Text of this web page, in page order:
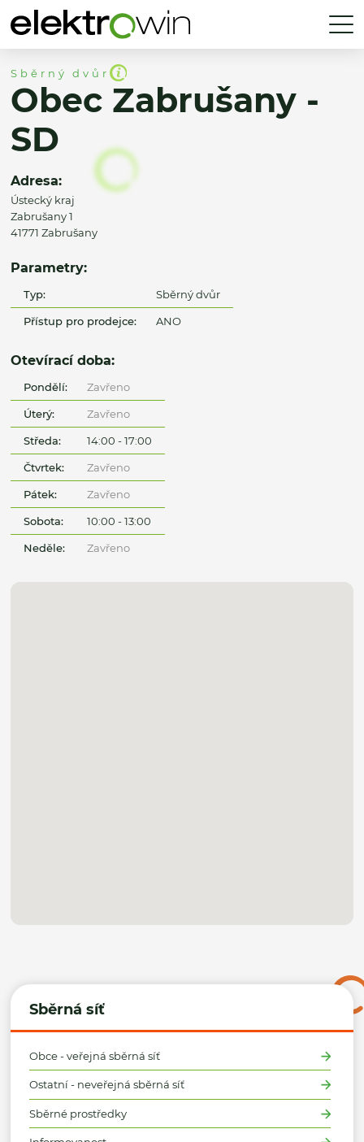
Sběrná síť
Obce - veřejná sběrná síť
Ostatní - neveřejná sběrná síť
Sběrné prostředky
Sběrný dvůr
Obec Zabrušany -
SD
Adresa:
Ústecký kraj
Zabrušany 1
41771 Zabrušany
Parametry:
Typ: Sběrný dvůr
Přístup pro prodejce: ANO
Otevírací doba:
Pondělí: Zavřeno
Úterý: Zavřeno
Středa: 14:00 - 17:00
Čtvrtek: Zavřeno
Pátek: Zavřeno
Sobota: 10:00 - 13:00
Neděle: Zavřeno